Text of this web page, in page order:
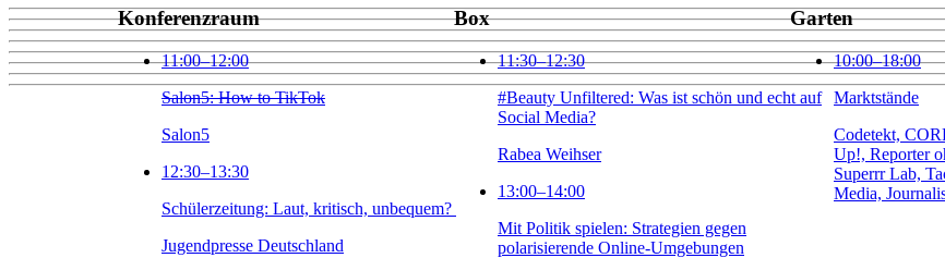
Konferenzraum
11:00⁠–12:00
Salon5: How to TikTok
Salon5
12:30⁠–13:30
Schülerzeitung: Laut, kritisch, unbequem?
Jugendpresse Deutschland
Box
11:30⁠–12:30
#Beauty Unfiltered: Was ist schön und echt auf
Social Media?
Rabea Weihser
13:00⁠–14:00
Mit Politik spielen: Strategien gegen
polarisierende Online-Umgebungen
Garten
10:00⁠–18:00
Marktstände
Codetekt,
Up!, Reporter
Superrr Lab,
Media,